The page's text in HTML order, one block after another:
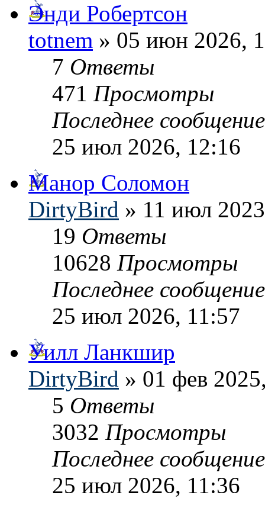
Энди Робертсон
totnem » 05 июн 2026,
7 Ответы
471 Просмотры
Последнее
25 июл 2026, 12:16
Манор Соломон
DirtyBird » 11 июл
19 Ответы
10628 Просмотры
Последнее
25 июл 2026, 11:57
Уилл Ланкшир
DirtyBird » 01 фев
5 Ответы
3032 Просмотры
Последнее
25 июл 2026, 11:36